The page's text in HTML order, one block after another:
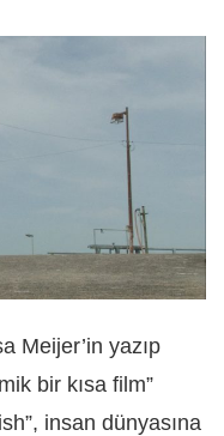
Meijer’in yazıp
bir kısa film”
insan dünyasına